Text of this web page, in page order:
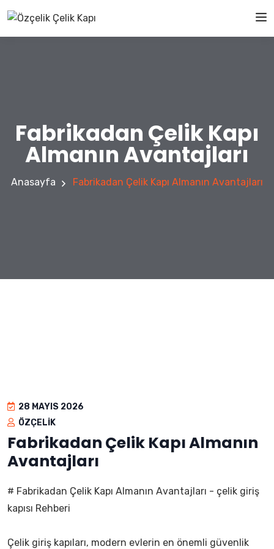
Fabrikadan Çelik Kapı
Almanın Avantajları
Anasayfa Fabrikadan Çelik Kapı Almanın Avantajları
28 MAYIS 2026
ÖZÇELIK
Fabrikadan Çelik Kapı Almanın
Avantajları
# Fabrikadan Çelik Kapı Almanın Avantajları - çelik giriş
kapısı Rehberi
Çelik giriş kapıları, modern evlerin en önemli güvenlik